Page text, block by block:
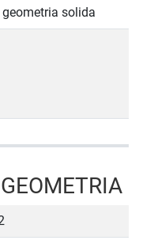
geometria solida